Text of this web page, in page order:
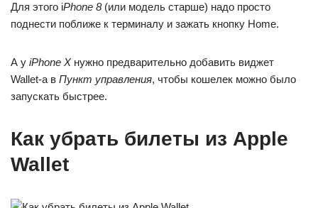
Для этого iPhone 8(или модель старше) надо просто
поднести поближе к терминалу и зажать кнопку Home.
А у iPhone Xнужно предварительно добавить виджет
Wallet-а в Пункт управления, чтобы кошелек можно было
запускать быстрее.
Как убрать билеты из Apple
Wallet